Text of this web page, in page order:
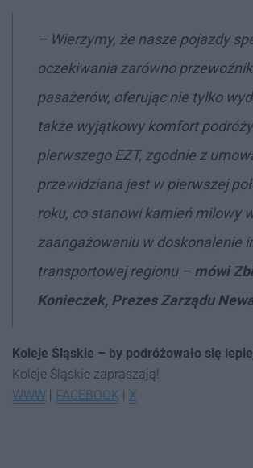
– Wierzymy, że nasze pojazdy
oczekiwania zarówno
pasażerów, oferując nie tylko
także wyjątkowy komfort
pierwszego EZT, zgodnie z
przewidziana jest w pierwszej
roku, co stanowi kamień milowy
zaangażowaniu w doskonalenie
transportowej regionu – mówi
Konieczek, Prezes Zarządu
Koleje Śląskie – by podróżowało się
Koleje Śląskie zapraszają!
WWW | FACEBOOK | X